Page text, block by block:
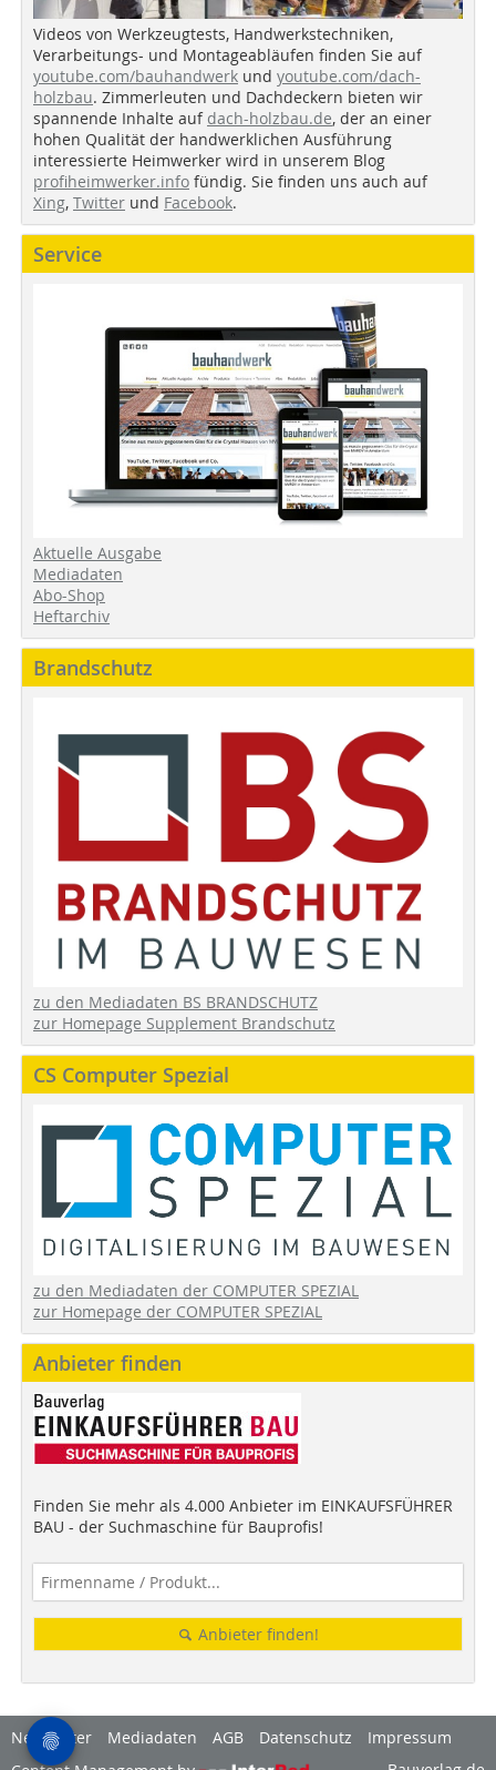
Videos von Werkzeugtests, Handwerkstechniken,
Verarbeitungs- und Montageabläufen finden Sie auf
youtube.com/bauhandwerk und youtube.com/dach-
holzbau. Zimmerleuten und Dachdeckern bieten wir
spannende Inhalte auf dach-holzbau.de, der an einer
hohen Qualität der handwerklichen Ausführung
interessierte Heimwerker wird in unserem Blog
profiheimwerker.info fündig. Sie finden uns auch auf
Xing, Twitter und Facebook.
Service
Aktuelle Ausgabe
Mediadaten
Abo-Shop
Heftarchiv
Brandschutz
zu den Mediadaten BS BRANDSCHUTZ
zur Homepage Supplement Brandschutz
CS Computer Spezial
zu den Mediadaten der COMPUTER SPEZIAL
zur Homepage der COMPUTER SPEZIAL
Anbieter finden
Finden Sie mehr als 4.000 Anbieter im EINKAUFSFÜHRER
BAU - der Suchmaschine für Bauprofis!
Anbieter finden!
Newsletter Mediadaten AGB Datenschutz
Impressum